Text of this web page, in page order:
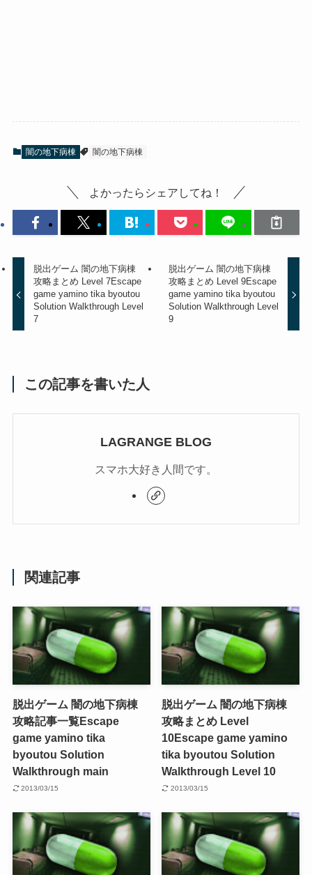
闇の地下病棟 闇の地下病棟
よかったらシェアしてね！
脱出ゲーム 闇の地下病棟
攻略まとめ Level 7Escape
game yamino tika byoutou
Solution Walkthrough Level
7
脱出ゲーム 闇の地下病棟
攻略まとめ Level 9Escape
game yamino tika byoutou
Solution Walkthrough Level
9
この記事を書いた人
LAGRANGE BLOG
スマホ大好き人間です。
関連記事
脱出ゲーム 闇の地下病棟
攻略記事一覧Escape
game yamino tika
byoutou Solution
Walkthrough main
2013/03/15
脱出ゲーム 闇の地下病棟
攻略まとめ Level
10Escape game yamino
tika byoutou Solution
Walkthrough Level 10
2013/03/15